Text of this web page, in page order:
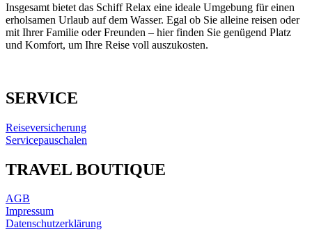
Insgesamt bietet das Schiff Relax eine ideale Umgebung für einen
erholsamen Urlaub auf dem Wasser. Egal ob Sie alleine reisen oder
mit Ihrer Familie oder Freunden – hier finden Sie genügend Platz
und Komfort, um Ihre Reise voll auszukosten.
SERVICE
Reiseversicherung
Servicepauschalen
TRAVEL BOUTIQUE
AGB
Impressum
Datenschutzerklärung